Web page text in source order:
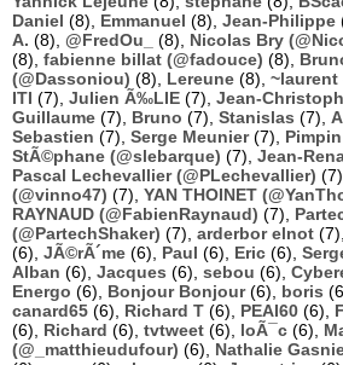
Daniel (8), Emmanuel (8), Jean-Philippe
A. (8), @FredOu_ (8), Nicolas Bry
(8), fabienne billat (@fadouce) (8),
(@Dassoniou) (8), Lereune (8), ~laurent
ITI (7), Julien Ã‰LIE (7), Jean-
Guillaume (7), Bruno (7), Stanislas (7),
Sebastien (7), Serge Meunier(7), Pimpin
StÃ©phane (@slebarque) (7), Jean-
Pascal Lechevallier (@PLechevallier) (7),
(@vinno47) (7), YAN THOINET
RAYNAUD (@FabienRaynaud) (7),
(@PartechShaker) (7), arderbor elnot (7),
(6), JÃ©rÃ´me (6), Paul (6), Eric (6),
Alban (6), Jacques (6), sebou (6),
Energo (6), Bonjour Bonjour(6), boris
canard65 (6), Richard T (6), PEAI60 (6),
(6), Richard (6), tvtweet (6), loÃ¯c (6),
(@_matthieudufour) (6), Nathalie